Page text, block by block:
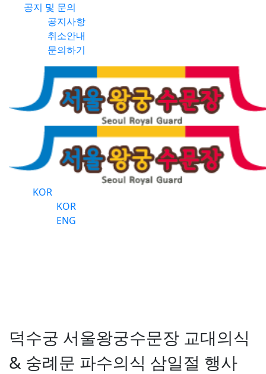
공지 및 문의
공지사항
취소안내
문의하기
KOR
KOR
ENG
덕수궁 서울왕궁수문장 교대의식
& 숭례문 파수의식 삼일절 행사